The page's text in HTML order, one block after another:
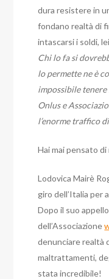
dura resistere in
fondano realtà di
intascarsi i soldi,
Chi lo fa si
lo permette ne è
impossibile
Onlus e
l’enorme traffico
Hai mai pensato di
Lodovica Mairè
giro dell’Italia per
Dopo il suo
dell’Associazione
denunciare realtà
maltrattamenti,
stata incredibile!